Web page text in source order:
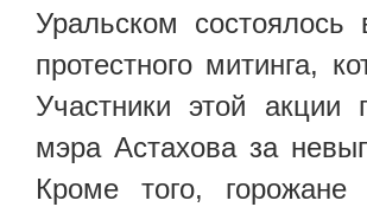
Уральском состоялось
протестного митинга,
Участники этой акции
мэра Астахова за
Кроме того, горожане